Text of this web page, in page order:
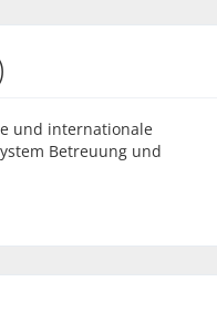
und internationale
Betreuung und